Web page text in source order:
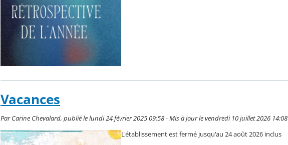
Vacances
Par Carine Chevalard, publié le lundi 24 février 2025 09:58 - Mis à jour le vendredi 10 juillet 2026 14:08
L'établissement est fermé jusqu'au 24 août 2026 inclus